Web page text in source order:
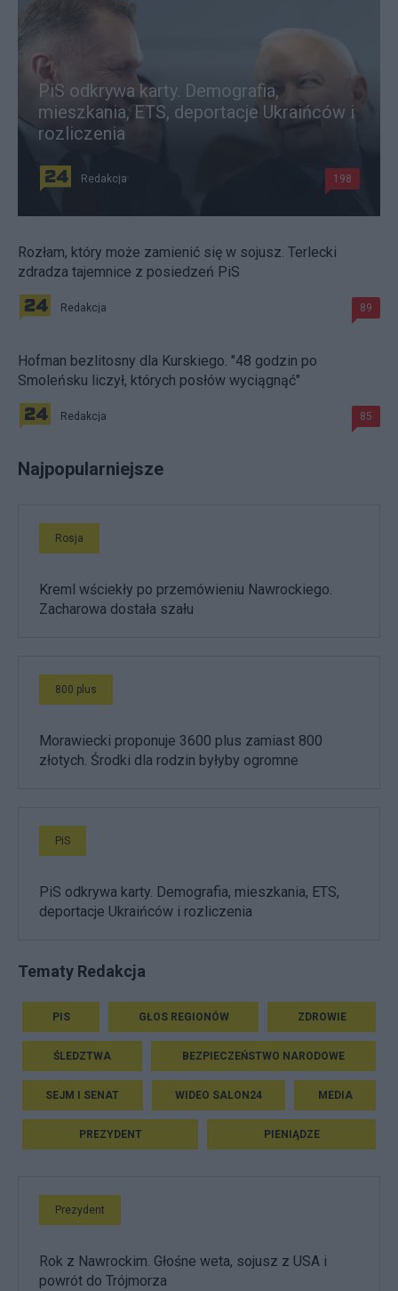
PiS odkrywa karty. Demografia,
mieszkania, ETS, deportacje Ukraińców i
rozliczenia
Redakcja 198
Rozłam, który może zamienić się w sojusz. Terlecki
zdradza tajemnice z posiedzeń PiS
Redakcja 89
Hofman bezlitosny dla Kurskiego. "48 godzin po
Smoleńsku liczył, których posłów wyciągnąć"
Redakcja 85
Najpopularniejsze
Rosja
Kreml wściekły po przemówieniu Nawrockiego.
Zacharowa dostała szału
800 plus
Morawiecki proponuje 3600 plus zamiast 800
złotych. Środki dla rodzin byłyby ogromne
PiS
PiS odkrywa karty. Demografia, mieszkania, ETS,
deportacje Ukraińców i rozliczenia
Tematy Redakcja
PIS GŁOS REGIONÓW ZDROWIE
ŚLEDZTWA BEZPIECZEŃSTWO NARODOWE
SEJM I SENAT WIDEO SALON24 MEDIA
PREZYDENT PIENIĄDZE
Prezydent
Rok z Nawrockim. Głośne weta, sojusz z USA i
powrót do Trójmorza